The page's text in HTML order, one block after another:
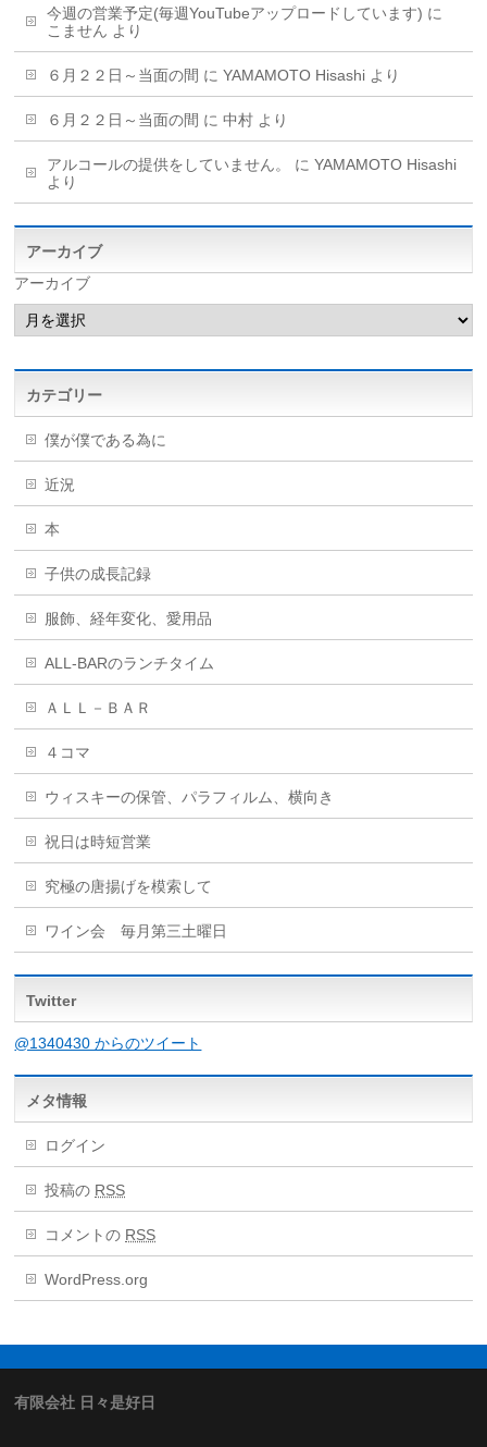
今週の営業予定(毎週YouTubeアップロードしています) に
こません より
６月２２日～当面の間 にYAMAMOTO Hisashi より
６月２２日～当面の間 に中村 より
アルコールの提供をしていません。 にYAMAMOTO Hisashi
より
アーカイブ
アーカイブ
カテゴリー
僕が僕である為に
近況
本
子供の成長記録
服飾、経年変化、愛用品
ALL-BARのランチタイム
ＡＬＬ－ＢＡＲ
４コマ
ウィスキーの保管、パラフィルム、横向き
祝日は時短営業
究極の唐揚げを模索して
ワイン会 毎月第三土曜日
Twitter
@1340430 からのツイート
メタ情報
ログイン
投稿の RSS
コメントの RSS
WordPress.org
有限会社 日々是好日